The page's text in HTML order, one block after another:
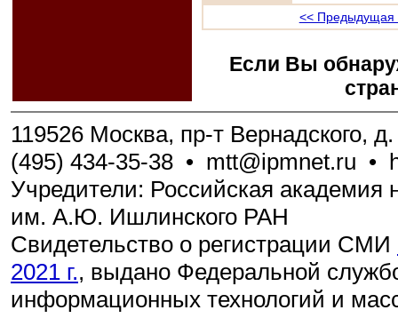
<< Предыдущая
Если Вы
119526 Москва, пр-т Вернадского,
(495) 434-35-38 • mtt@ipmnet.ru •
Учредители: Российская академия
им. А.Ю. Ишлинского РАН
Свидетельство о регистрации СМИ
2021 г., выдано Федеральной
информационных технологий и